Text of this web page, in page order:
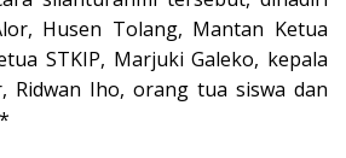
Husen Tolang, Mantan Ketua
STKIP, Marjuki Galeko, kepala
Ridwan Iho, orang tua siswa dan